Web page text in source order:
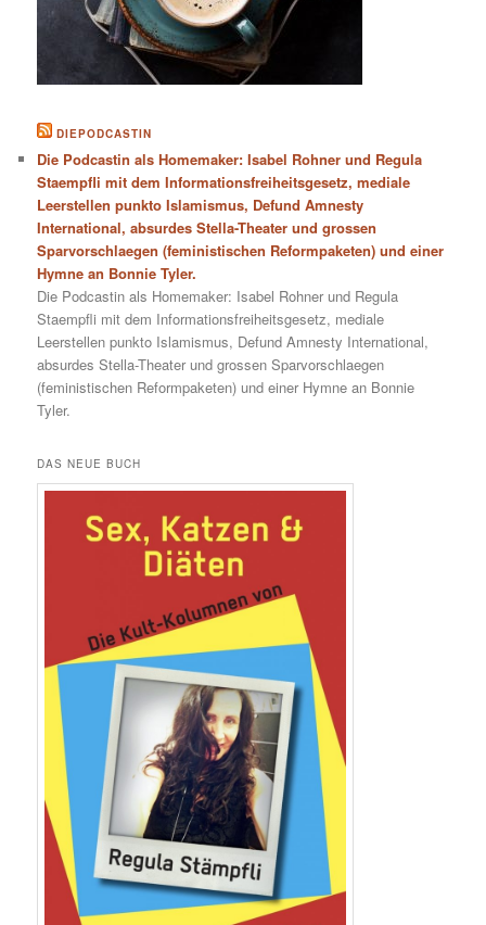
DIEPODCASTIN
Die Podcastin als Homemaker: Isabel Rohner und Regula
Staempfli mit dem Informationsfreiheitsgesetz, mediale
Leerstellen punkto Islamismus, Defund Amnesty
International, absurdes Stella-Theater und grossen
Sparvorschlaegen (feministischen Reformpaketen) und einer
Hymne an Bonnie Tyler.
Die Podcastin als Homemaker: Isabel Rohner und Regula
Staempfli mit dem Informationsfreiheitsgesetz, mediale
Leerstellen punkto Islamismus, Defund Amnesty International,
absurdes Stella-Theater und grossen Sparvorschlaegen
(feministischen Reformpaketen) und einer Hymne an Bonnie
Tyler.
DAS NEUE BUCH